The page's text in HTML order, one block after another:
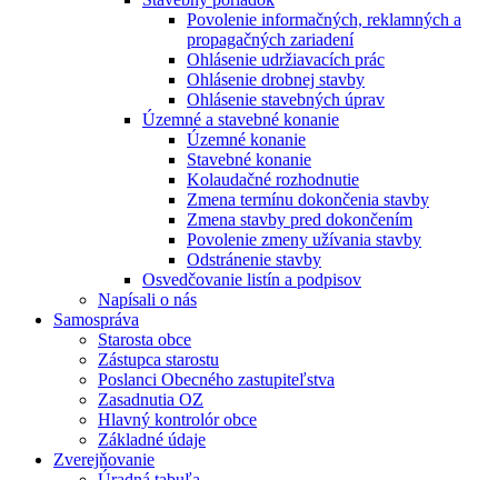
Povolenie informačných, reklamných a
propagačných zariadení
Ohlásenie udržiavacích prác
Ohlásenie drobnej stavby
Ohlásenie stavebných úprav
Územné a stavebné konanie
Územné konanie
Stavebné konanie
Kolaudačné rozhodnutie
Zmena termínu dokončenia stavby
Zmena stavby pred dokončením
Povolenie zmeny užívania stavby
Odstránenie stavby
Osvedčovanie listín a podpisov
Napísali o nás
Samospráva
Starosta obce
Zástupca starostu
Poslanci Obecného zastupiteľstva
Zasadnutia OZ
Hlavný kontrolór obce
Základné údaje
Zverejňovanie